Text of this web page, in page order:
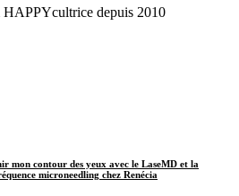
depuis 2010
mon contour des yeux avec le LaseMD et la
microneedling chez Renécia